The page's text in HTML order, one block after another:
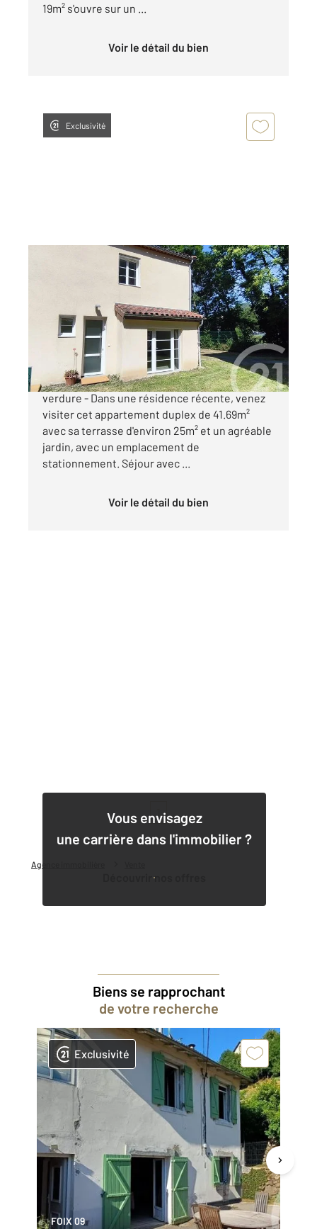
Agence immobilière
19m² s'ouvre sur un ...
Voir le détail du bien
Exclusivité
, 2 pièces
Appartement T2 à vendre
90 000 €
FOIX, à deux pas du centre ville et en pleine
verdure - Dans une résidence récente, venez
visiter cet appartement duplex de 41.69m²
avec sa terrasse d'environ 25m² et un agréable
jardin, avec un emplacement de
stationnement. Séjour avec ...
Voir le détail du bien
Vous envisagez
une carrière dans l'immobilier ?
Découvrir nos offres
1
Biens se rapprochant
de votre recherche
Exclusivité
FOIX 09